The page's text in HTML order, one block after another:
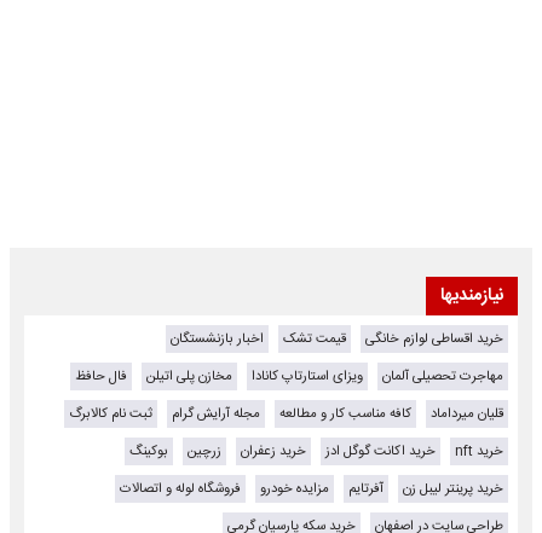
نیازمندیها
خرید اقساطی لوازم خانگی قیمت تشک
اخبار بازنشستگان
مهاجرت تحصیلی آلمان
ویزای استارتاپ کانادا مخازن پلی اتیلن
فال حافظ
قلیان میرداماد
کافه مناسب کار و مطالعه مجله آرایش گرام
ثبت نام کالابرگ
خرید nft
خرید اکانت گوگل ادز خرید زعفران زرچین
بوکینگ
خرید پرینتر لیبل زن
آفرتایم مزایده خودرو
فروشگاه لوله و اتصالات
طراحی سایت در اصفهان
خرید سکه پارسیان گرمی